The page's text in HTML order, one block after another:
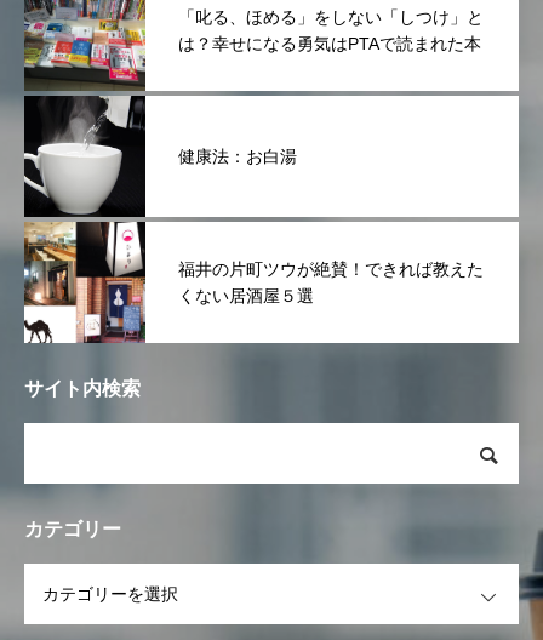
「叱る、ほめる」をしない「しつけ」と
は？幸せになる勇気はPTAで読まれた本
健康法：お白湯
福井の片町ツウが絶賛！できれば教えた
くない居酒屋５選
サイト内検索
カテゴリー